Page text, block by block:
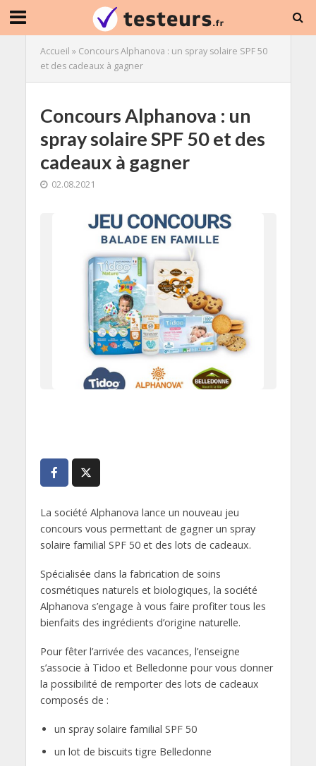
Accueil » Concours Alphanova : un spray solaire SPF 50
et des cadeaux à gagner
Concours Alphanova : un
spray solaire SPF 50 et des
cadeaux à gagner
02.08.2021
La société Alphanova lance un nouveau jeu
concours vous permettant de gagner un spray
solaire familial SPF 50 et des lots de cadeaux.
Spécialisée dans la fabrication de soins
cosmétiques naturels et biologiques, la société
Alphanova s’engage à vous faire profiter tous les
bienfaits des ingrédients d’origine naturelle.
Pour fêter l’arrivée des vacances, l’enseigne
s’associe à Tidoo et Belledonne pour vous donner
la possibilité de remporter des lots de cadeaux
composés de :
un spray solaire familial SPF 50
un lot de biscuits tigre Belledonne